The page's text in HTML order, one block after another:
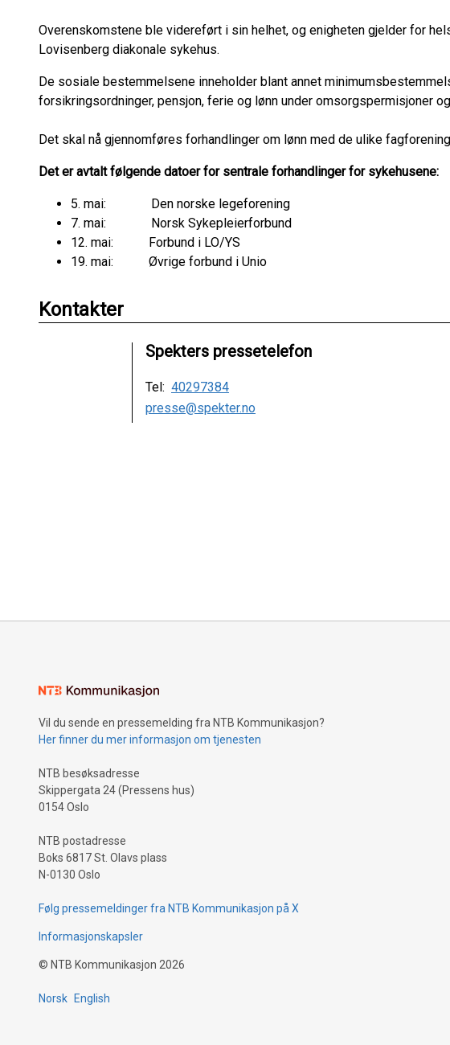
Overenskomstene ble videreført i sin helhet, og enigheten gjelder for
Lovisenberg diakonale sykehus.
De sosiale bestemmelsene inneholder blant annet
forsikringsordninger, pensjon, ferie og lønn under omsorgspermisjoner
Det skal nå gjennomføres forhandlinger om lønn med de ulike
Det er avtalt følgende datoer for sentrale forhandlinger for sykehusene:
5. mai: Den norske legeforening
7. mai: Norsk Sykepleierforbund
12. mai: Forbund i LO/YS
19. mai: Øvrige forbund i Unio
Kontakter
Spekters pressetelefon
Tel: 40297384
presse@spekter.no
Vil du sende en pressemelding fra NTB Kommunikasjon?
Her finner du mer informasjon om tjenesten
NTB besøksadresse
Skippergata 24 (Pressens hus)
0154 Oslo
NTB postadresse
Boks 6817 St. Olavs plass
N-0130 Oslo
Følg pressemeldinger fra NTB Kommunikasjon på X
Informasjonskapsler
© NTB Kommunikasjon 2026
Norsk English